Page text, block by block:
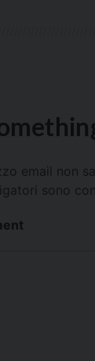
email non
sono